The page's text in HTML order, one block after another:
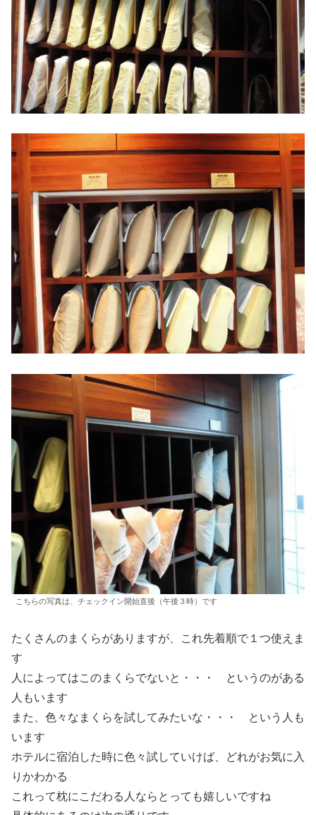
こちらの写真は、チェックイン開始直後（午後３時）です
たくさんのまくらがありますが、これ先着順で１つ使えま
す
人によってはこのまくらでないと・・・ というのがある
人もいます
また、色々なまくらを試してみたいな・・・ という人も
います
ホテルに宿泊した時に色々試していけば、どれがお気に入
りかわかる
これって枕にこだわる人ならとっても嬉しいですね